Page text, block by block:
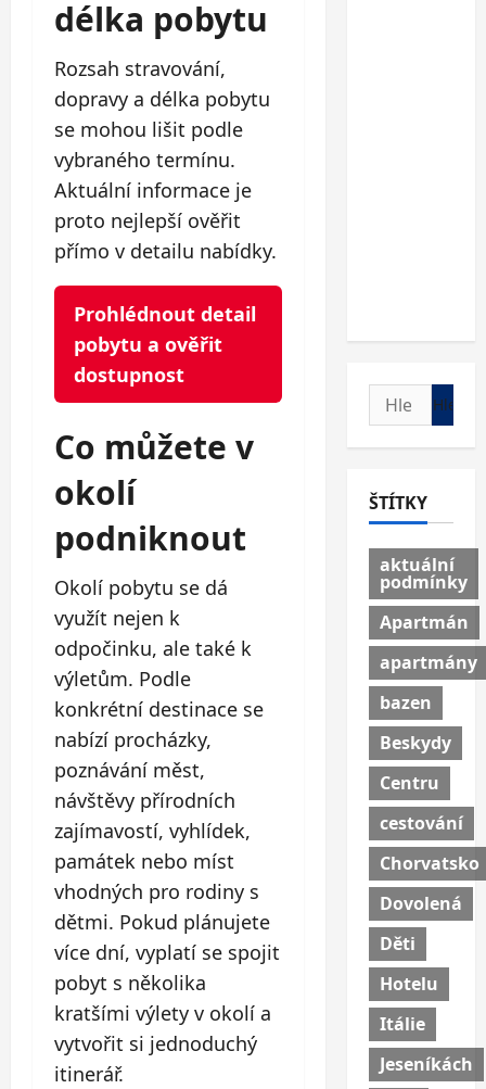
délka pobytu
Rozsah stravování,
dopravy a délka pobytu
se mohou lišit podle
vybraného termínu.
Aktuální informace je
proto nejlepší ověřit
přímo v detailu nabídky.
Prohlédnout detail
pobytu a ověřit
dostupnost
Co můžete v
okolí
podniknout
Okolí pobytu se dá
využít nejen k
odpočinku, ale také k
výletům. Podle
konkrétní destinace se
nabízí procházky,
poznávání měst,
návštěvy přírodních
zajímavostí, vyhlídek,
památek nebo míst
vhodných pro rodiny s
dětmi. Pokud plánujete
více dní, vyplatí se spojit
pobyt s několika
kratšími výlety v okolí a
vytvořit si jednoduchý
itinerář.
Vyhledávání
ŠTÍTKY
aktuální
podmínky
Apartmán
apartmány
bazen
Beskydy
Centru
cestování
Chorvatsko
Dovolená
Děti
Hotelu
Itálie
Jeseníkách